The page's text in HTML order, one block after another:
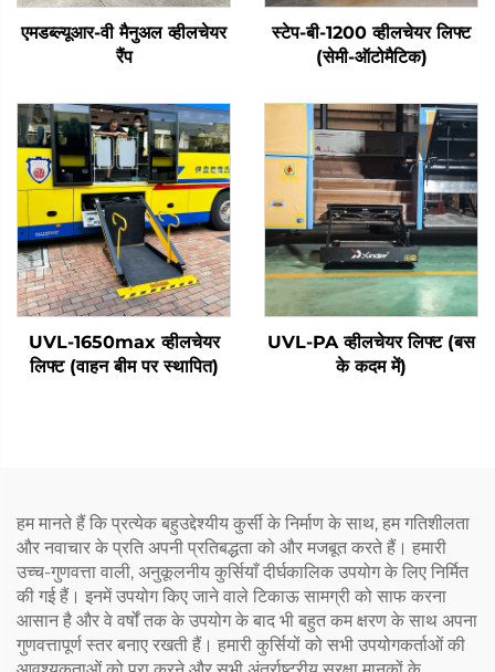
एमडब्ल्यूआर-वी मैनुअल व्हीलचेयर
रैंप
स्टेप-बी-1200 व्हीलचेयर लिफ्ट
(सेमी-ऑटोमैटिक)
UVL-1650max व्हीलचेयर
लिफ्ट (वाहन बीम पर स्थापित)
UVL-PA व्हीलचेयर लिफ्ट (बस
के कदम में)
हम मानते हैं कि प्रत्येक बहुउद्देश्यीय कुर्सी के निर्माण के साथ, हम गतिशीलता
और नवाचार के प्रति अपनी प्रतिबद्धता को और मजबूत करते हैं। हमारी
उच्च-गुणवत्ता वाली, अनुकूलनीय कुर्सियाँ दीर्घकालिक उपयोग के लिए निर्मित
की गई हैं। इनमें उपयोग किए जाने वाले टिकाऊ सामग्री को साफ करना
आसान है और वे वर्षों तक के उपयोग के बाद भी बहुत कम क्षरण के साथ अपना
गुणवत्तापूर्ण स्तर बनाए रखती हैं। हमारी कुर्सियों को सभी उपयोगकर्ताओं की